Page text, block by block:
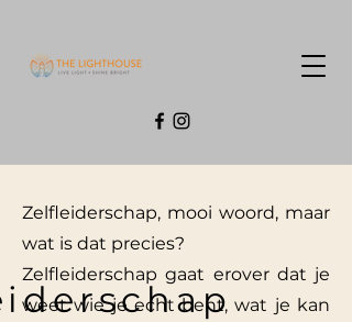
Zelfleiderschap, mooi woord, maar
wat is dat precies?
Zelfleiderschap gaat erover dat je
weet wie je echt bent, wat je kan